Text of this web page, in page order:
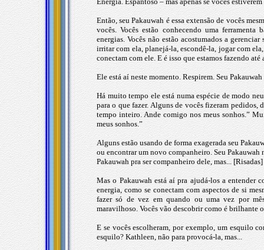
Então, seu Pakauwah é essa extensão de vocês
vocês. Vocês estão conhecendo uma
energias. Vocês não estão acostumados a
irritar com ela, planejá-la, escondê-la, jogar com
conectam com ele. E é isso que estamos fazendo
Ele está aí neste momento. Respirem. Seu
Há muito tempo ele está numa espécie de modo
para o que fazer. Alguns de vocês fizeram
tempo inteiro. Ande comigo nos meus sonhos.”
meus sonhos.”
Alguns estão usando de forma exagerada seu
ou encontrar um novo companheiro. Seu
Pakauwah pra ser companheiro dele, mas...
Mas o Pakauwah está aí pra ajudá-los a entender
energia, como se conectam com aspectos de si
fazer só de vez em quando ou uma vez por
maravilhoso. Vocês vão descobrir como é brilhante
E se vocês escolheram, por exemplo, um esquilo
esquilo? Kathleen, não para provocá-la, mas...